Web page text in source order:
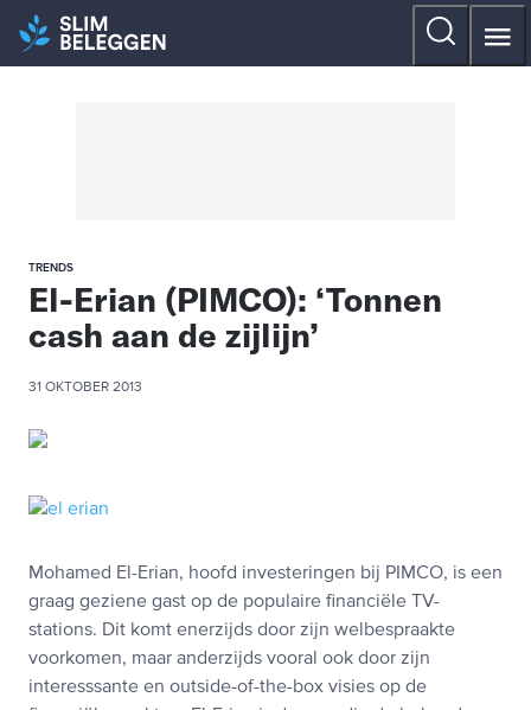
TRENDS
El-Erian (PIMCO): ‘Tonnen
cash aan de zijlijn’
31 OKTOBER 2013
Mohamed El-Erian, hoofd investeringen bij PIMCO, is een
graag geziene gast op de populaire financiële TV-
stations. Dit komt enerzijds door zijn welbespraakte
voorkomen, maar anderzijds vooral ook door zijn
interesssante en outside-of-the-box visies op de